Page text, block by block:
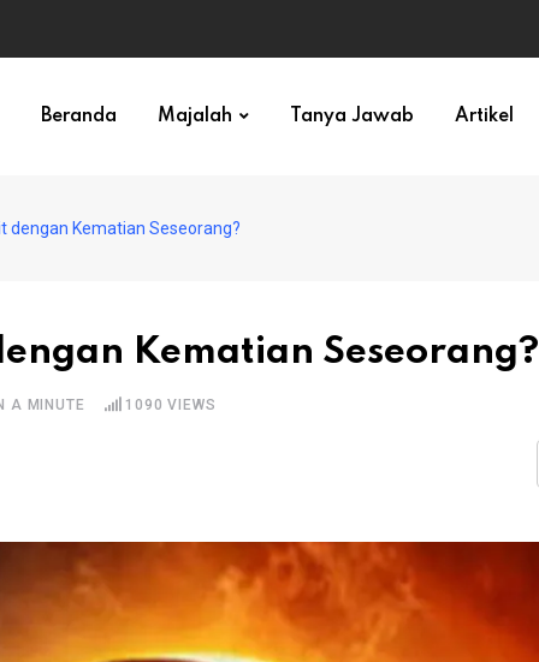
Beranda Majalah Tanya Jawab Artikel
dengan Kematian Seseorang?
Kematian Seseorang?
A MINUTE 1090 VIEWS